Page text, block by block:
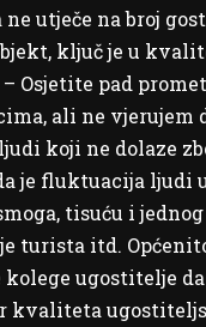
ne utječe na broj
ključ je u
Osjetite pad
ali ne vjerujem
koji ne dolaze
je fluktuacija ljudi
tisuću i
turista itd.
ugostitelje
kvaliteta